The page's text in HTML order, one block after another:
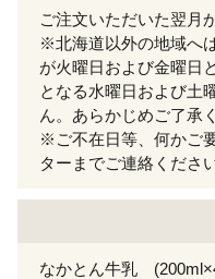
ご注文いただいた翌月
※北海道以外の地域へ
が火曜日および金曜日
となる水曜日および土
ん。あらかじめご了承
※ご不在日等、何かご
ターまでご連絡ください
なかとん牛乳